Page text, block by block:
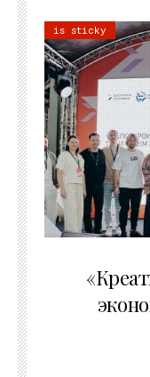
is sticky